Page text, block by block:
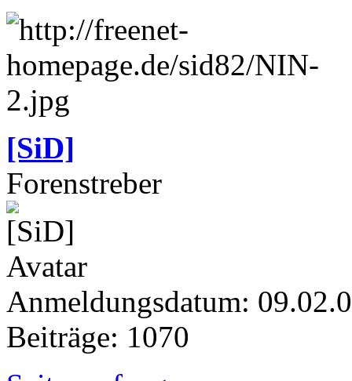
[SiD]
Forenstreber
Anmeldungsdatum:
Beiträge: 1070